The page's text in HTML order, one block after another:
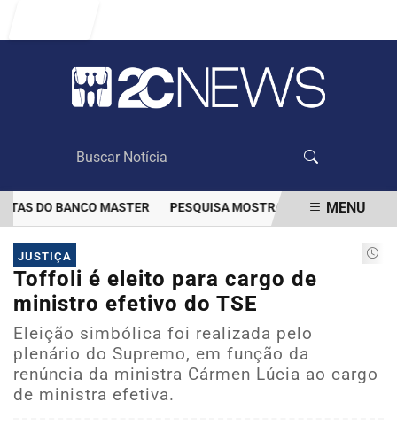
DO BANCO MASTER PESQUISA MOSTRA QUE VACINAÇÃO
EM ALTA
MENU
JUSTIÇA
Toffoli é eleito para cargo de
ministro efetivo do TSE
Eleição simbólica foi realizada pelo
plenário do Supremo, em função da
renúncia da ministra Cármen Lúcia ao cargo
de ministra efetiva.